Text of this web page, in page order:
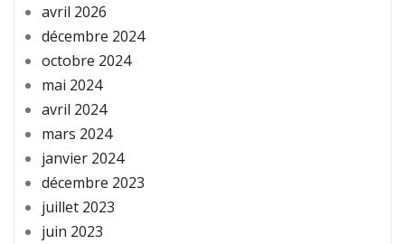
avril 2026
décembre 2024
octobre 2024
mai 2024
avril 2024
mars 2024
janvier 2024
décembre 2023
juillet 2023
juin 2023